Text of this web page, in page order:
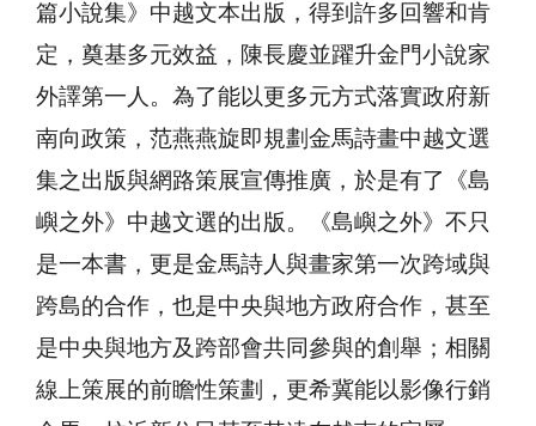
篇小說集》中越文本出版，得到許多回響和肯
定，奠基多元效益，陳長慶並躍升金門小說家
外譯第一人。為了能以更多元方式落實政府新
南向政策，范燕燕旋即規劃金馬詩畫中越文選
集之出版與網路策展宣傳推廣，於是有了《島
嶼之外》中越文選的出版。《島嶼之外》不只
是一本書，更是金馬詩人與畫家第一次跨域與
跨島的合作，也是中央與地方政府合作，甚至
是中央與地方及跨部會共同參與的創舉；相關
線上策展的前瞻性策劃，更希冀能以影像行銷